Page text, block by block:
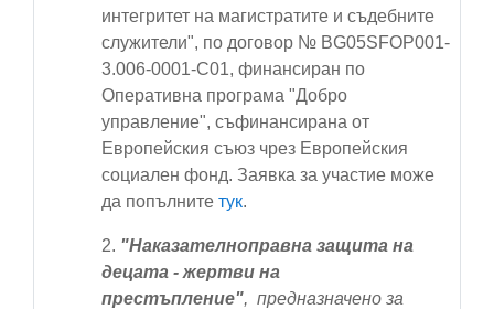
интегритет на магистратите и съдебните
служители", по договор № BG05SFOP001-
3.006-0001-С01, финансиран по
Оперативна програма "Добро
управление", съфинансирана от
Европейския съюз чрез Европейския
социален фонд. Заявка за участие може
да попълните тук.
2. "Наказателноправна защита на
децата - жертви на
престъпление", предназначено за